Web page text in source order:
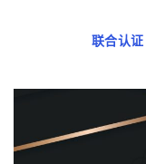
联合认证